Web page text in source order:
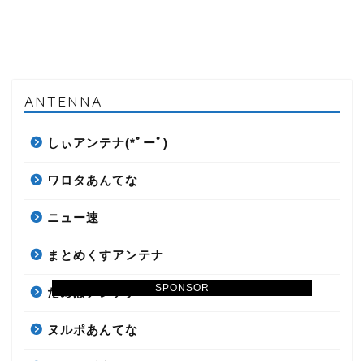
SPONSOR
ANTENNA
しぃアンテナ(*ﾟーﾟ)
ワロタあんてな
ニュー速
まとめくすアンテナ
だめぽアンテナ
ヌルポあんてな